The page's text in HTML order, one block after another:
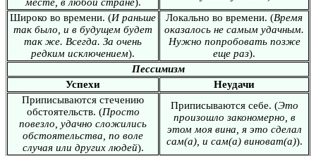
Широко во времени. (И раньше
так было, и в будущем будет
так же. Всегда. За очень
редким исключением).
Локально во времени. (Время
оказалось не самым удачным.
Нужно попробовать позже
еще раз).
Пессимизм
Успехи
Неудачи
Приписываются стечению
обстоятельств. (Просто
повезло, удачно сложились
обстоятельства, по воле
случая или других людей).
Приписываются себе. (Это
произошло закономерно, в
этом моя вина, я это сделал
сам(а), и сам(а) виноват(а)).